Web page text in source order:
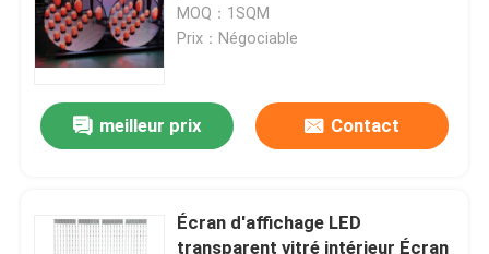
MOQ：1SQM
Prix：Négociable
meilleur prix Contact
Écran d'affichage LED
transparent vitré intérieur Écran